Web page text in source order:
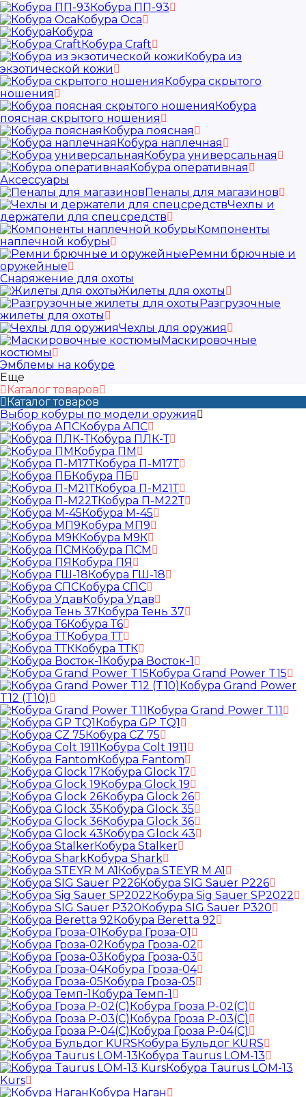
Кобура ПП-93
Кобура Оса
Кобура
Кобура Craft
Кобура из
экзотической кожи
Кобура скрытого
ношения
Кобура
поясная скрытого ношения
Кобура поясная
Кобура наплечная
Кобура универсальная
Кобура оперативная
Аксессуары
Пеналы для магазинов
Чехлы и
держатели для спецсредств
Компоненты
наплечной кобуры
Ремни брючные и
оружейные
Снаряжение для охоты
Жилеты для охоты
Разгрузочные
жилеты для охоты
Чехлы для оружия
Маскировочные
костюмы
Эмблемы на кобуре
Еще
Каталог товаров
Каталог товаров
Выбор кобуры по модели оружия
Кобура АПС
Кобура ПЛК-Т
Кобура ПМ
Кобура П-М17Т
Кобура ПБ
Кобура П-М21Т
Кобура П-М22Т
Кобура М-45
Кобура МП9
Кобура М9К
Кобура ПСМ
Кобура ПЯ
Кобура ГШ-18
Кобура СПС
Кобура Удав
Кобура Тень 37
Кобура Т6
Кобура ТТ
Кобура ТТК
Кобура Восток-1
Кобура Grand Power T15
Кобура Grand Power
T12 (T10)
Кобура Grand Power T11
Кобура GP TQ1
Кобура CZ 75
Кобура Colt 1911
Кобура Fantom
Кобура Glock 17
Кобура Glock 19
Кобура Glock 26
Кобура Glock 35
Кобура Glock 36
Кобура Glock 43
Кобура Stalker
Кобура Shark
Кобура STEYR M A1
Кобура SIG Sauer P226
Кобура Sig Sauer SP2022
Кобура SIG Sauer P320
Кобура Beretta 92
Кобура Гроза-01
Кобура Гроза-02
Кобура Гроза-03
Кобура Гроза-04
Кобура Гроза-05
Кобура Темп-1
Кобура Гроза Р-02(С)
Кобура Гроза Р-03(С)
Кобура Гроза Р-04(С)
Кобура Бульдог KURS
Кобура Taurus LOM-13
Кобура Taurus LOM-13
Kurs
Кобура Наган